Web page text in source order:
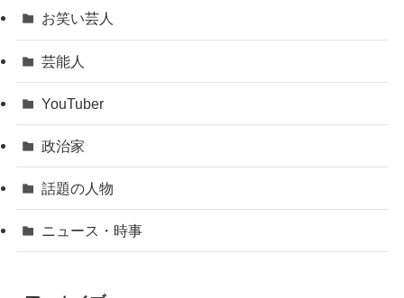
お笑い芸人
芸能人
YouTuber
政治家
話題の人物
ニュース・時事